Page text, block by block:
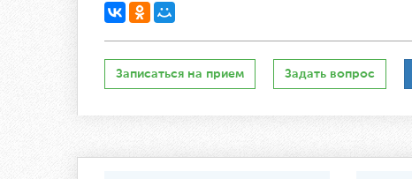
Записаться на прием Задать вопрос